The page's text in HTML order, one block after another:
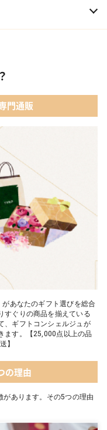
門通販
あなたのギフト選びを総合
すぐりの商品を揃えている
、ギフトコンシェルジュが
ます。【25,000点以上の品
】
の理由
があります。その5つの理由